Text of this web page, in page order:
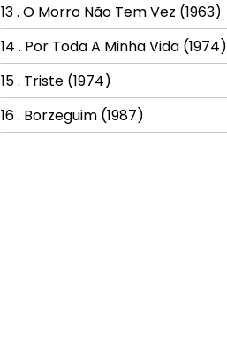
13 . O Morro Não Tem Vez (1963)
14 . Por Toda A Minha Vida (1974)
15 . Triste (1974)
16 . Borzeguim (1987)